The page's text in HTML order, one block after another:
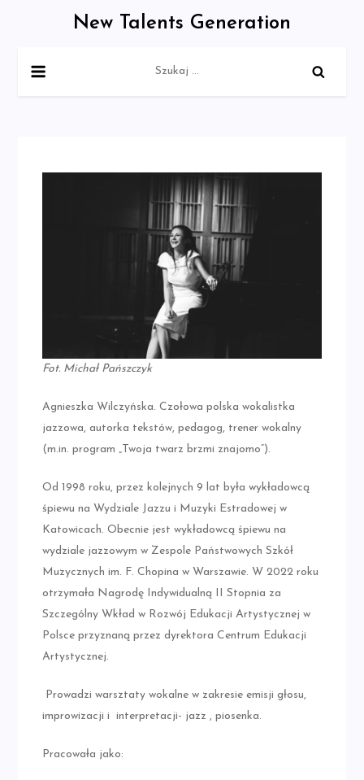
New Talents Generation
Fot. Michał Pańszczyk
Agnieszka Wilczyńska. Czołowa polska wokalistka
jazzowa, autorka tekstów, pedagog, trener wokalny
(m.in. program „Twoja twarz brzmi znajomo”).
Od 1998 roku, przez kolejnych 9 lat była wykładowcą
śpiewu na Wydziale Jazzu i Muzyki Estradowej w
Katowicach. Obecnie jest wykładowcą śpiewu na
wydziale jazzowym w Zespole Państwowych Szkół
Muzycznych im. F. Chopina w Warszawie. W 2022 roku
otrzymała Nagrodę Indywidualną II Stopnia za
Szczególny Wkład w Rozwój Edukacji Artystycznej w
Polsce przyznaną przez dyrektora Centrum Edukacji
Artystycznej.
Prowadzi warsztaty wokalne w zakresie emisji głosu,
improwizacji i interpretacji- jazz , piosenka.
Pracowała jako: